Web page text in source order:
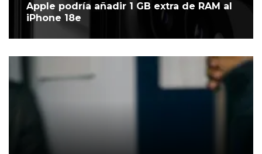
Apple podría añadir 1 GB extra de RAM al
iPhone 18e